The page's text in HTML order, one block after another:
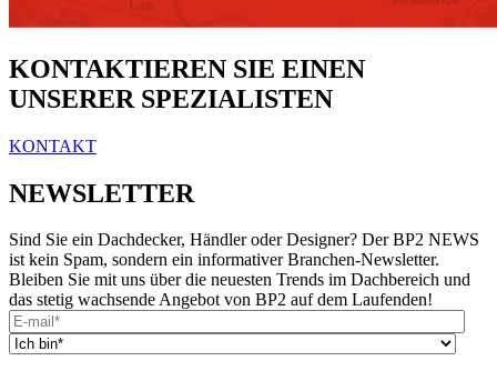
KONTAKTIEREN SIE EINEN
UNSERER SPEZIALISTEN
KONTAKT
NEWSLETTER
Sind Sie ein Dachdecker, Händler oder Designer? Der BP2 NEWS
ist kein Spam, sondern ein informativer Branchen-Newsletter.
Bleiben Sie mit uns über die neuesten Trends im Dachbereich und
das stetig wachsende Angebot von BP2 auf dem Laufenden!